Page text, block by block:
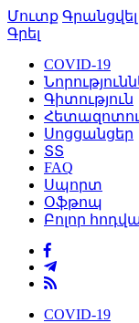
Մուտք Գրանցվել
Գրել
COVID-19
Գիտություն
Սոցցանցեր
ՏՏ
FAQ
Սպորտ
Օֆթոպ
Բոլոր
COVID-19